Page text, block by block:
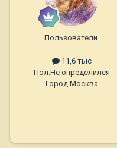
Пользователи.
11,6 тыс
Пол:Не определился
Город:Москва